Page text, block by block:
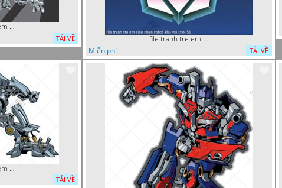
file tranh tre em sieu nhan robot khu vui choi 55
TẢI VỀ
file tranh tre em sieu nhan robot khu vui choi 51
Miễn phí
TẢI VỀ
file tranh tre em sieu nhan robot khu vui choi 7
TẢI VỀ